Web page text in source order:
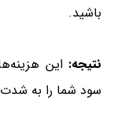
باشید.
نتیجه: این
سود شما را به